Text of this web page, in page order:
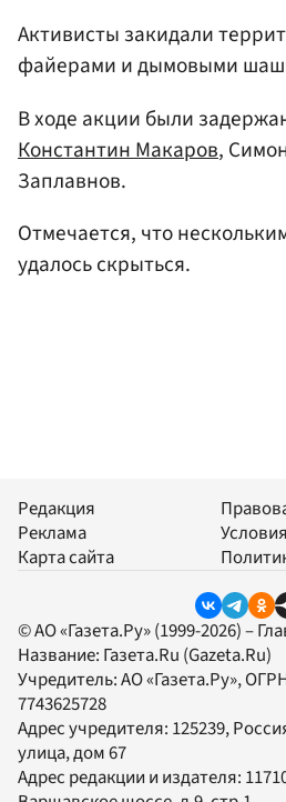
Активисты закидали
файерами и дымовыми
В ходе акции были
Константин Макаров,
Заплавнов.
Отмечается, что
удалось скрыться.
Редакция
Реклама
Карта сайта
© АО «Газета.Ру» (1999-2026) –
Название: Газета.Ru (Gazeta.Ru)
Учредитель:АО «Газета.Ру»,
7743625728
Адрес учредителя: 125239,
улица, дом 67
Адрес редакции и издателя: